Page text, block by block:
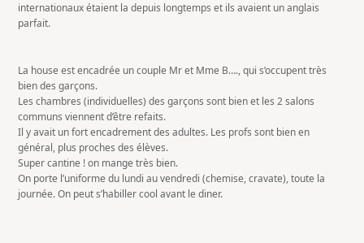
internationaux étaient la depuis longtemps et ils avaient un anglais
parfait.
La house est encadrée un couple Mr et Mme B…., qui s’occupent très
bien des garçons.
Les chambres (individuelles) des garçons sont bien et les 2 salons
communs viennent d’être refaits.
Il y avait un fort encadrement des adultes. Les profs sont bien en
général, plus proches des élèves.
Super cantine ! on mange très bien.
On porte l’uniforme du lundi au vendredi (chemise, cravate), toute la
journée. On peut s’habiller cool avant le diner.